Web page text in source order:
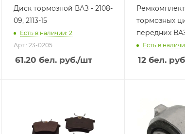
Диск тормозной ВАЗ - 2108-
09, 2113-15
Есть в наличии: 2
Арт.: 23-0205
61.20 бел. руб./шт
тормозных
передних
Есть в
12 бел.